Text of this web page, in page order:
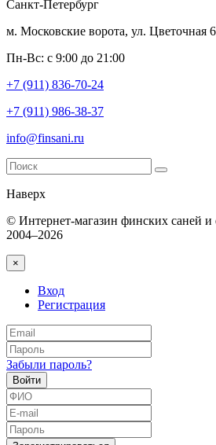
Санкт-Петербург
м. Московские ворота, ул. Цветочная 6
Пн-Вс: с 9:00 до 21:00
+7 (911) 836-70-24
+7 (911) 986-38-37
info@finsani.ru
Наверх
© Интернет-магазин финских саней и
2004–2026
×
Вход
Регистрация
Забыли пароль?
Войти